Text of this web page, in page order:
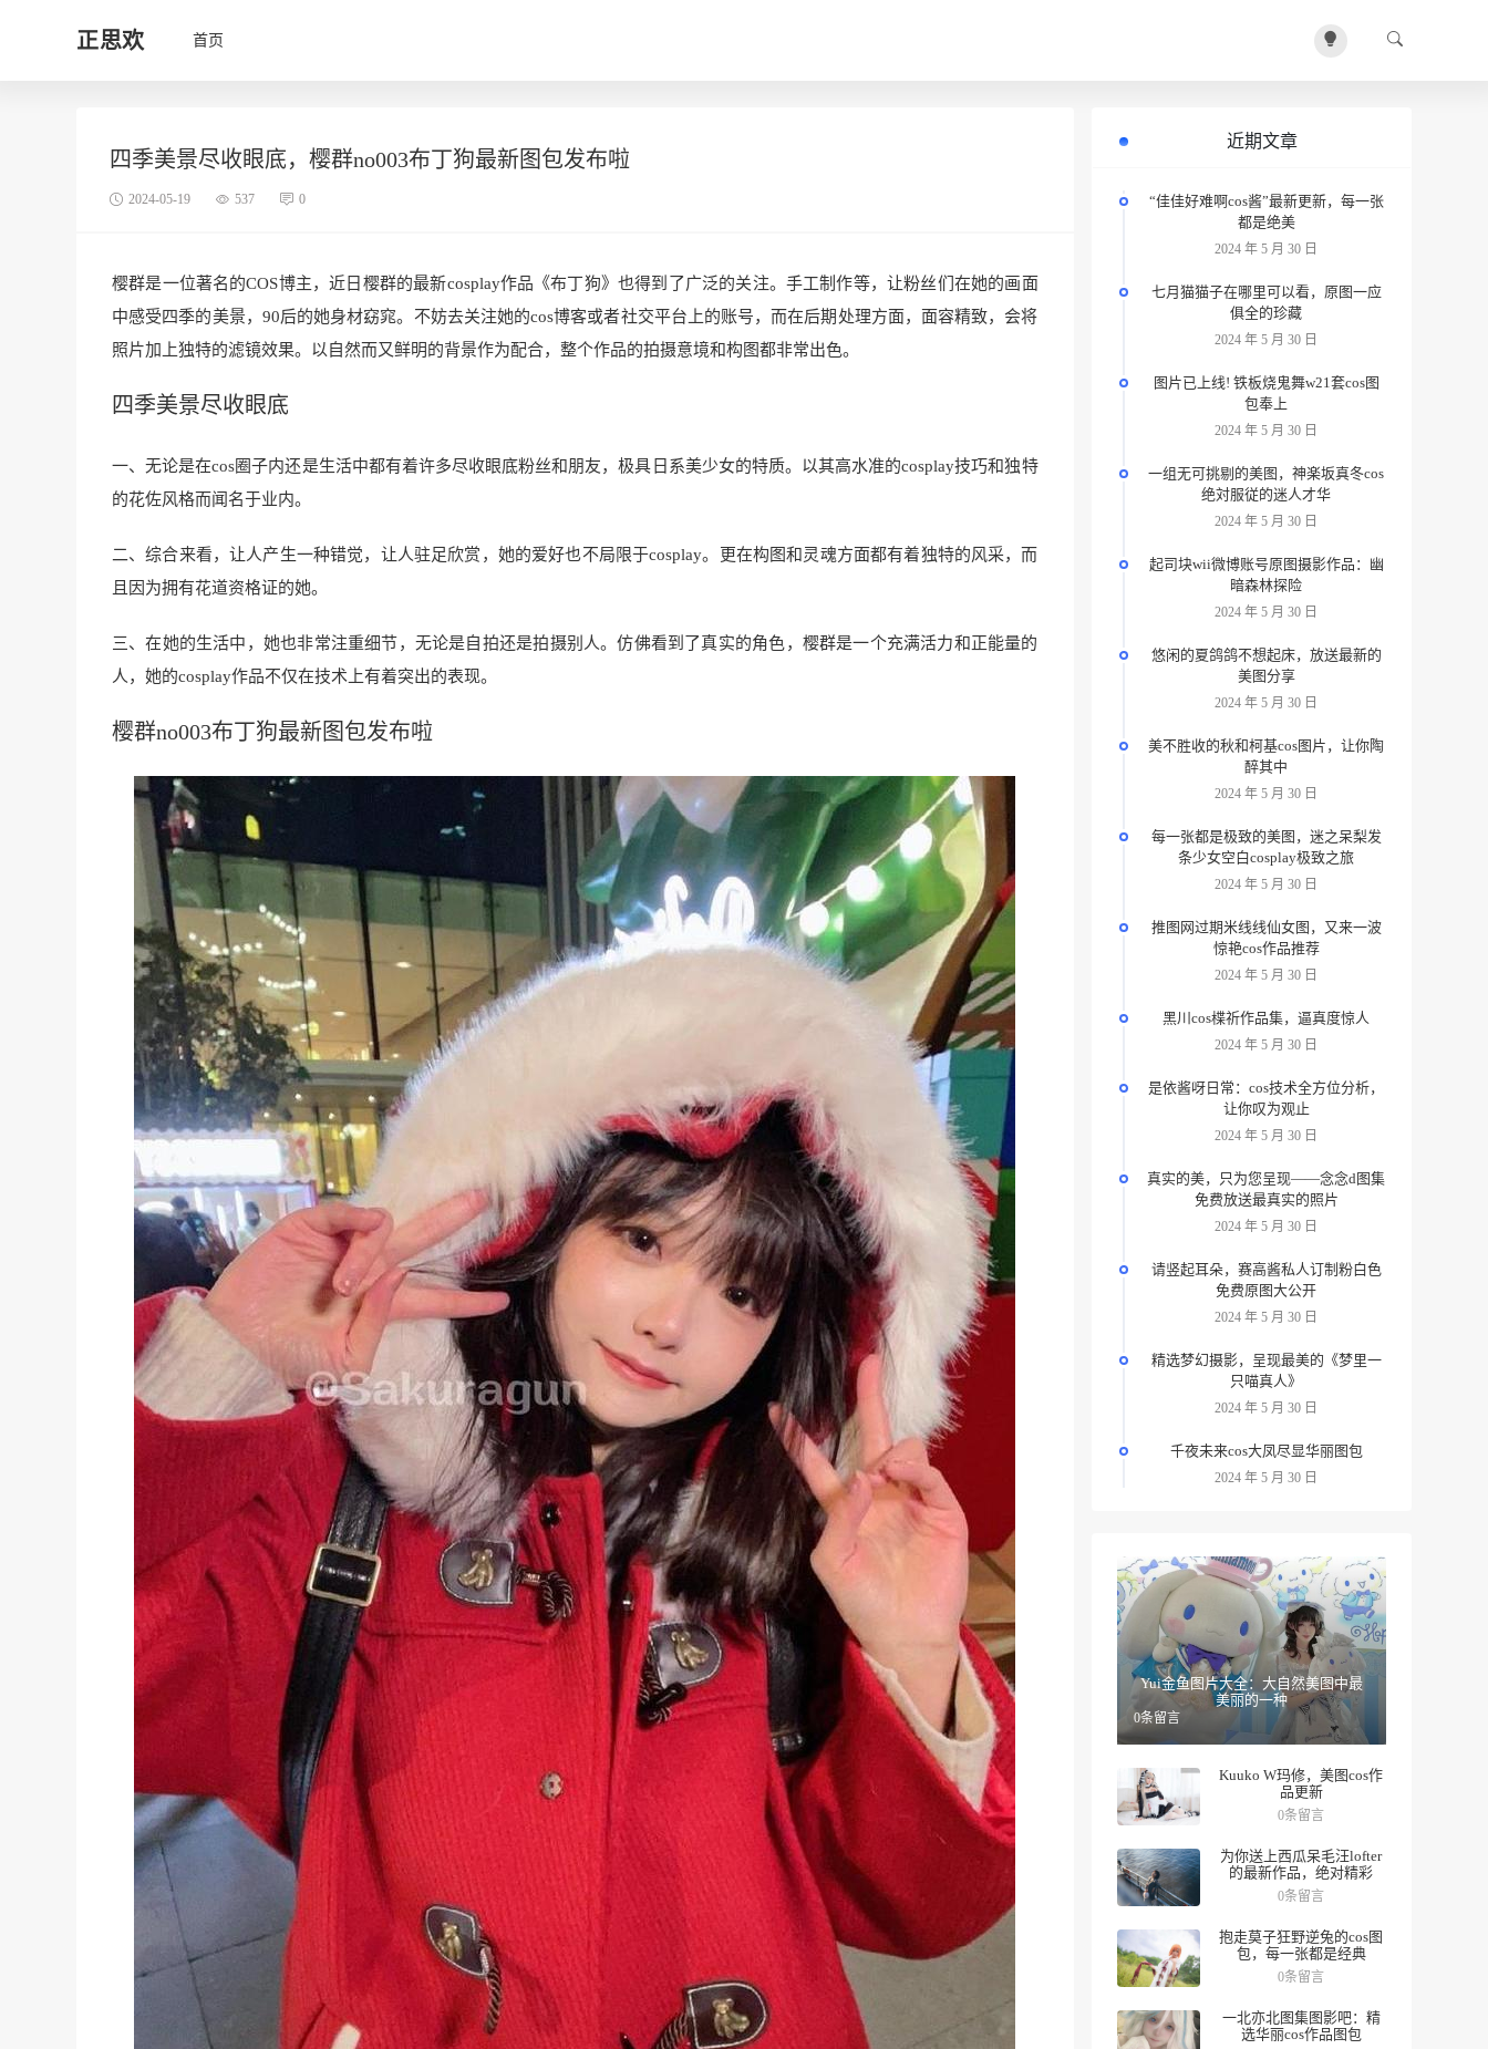
正思欢 首页
四季美景尽收眼底，樱群no003布丁狗最新图包发布啦
2024-05-19 537 0
樱群是一位著名的COS博主，近日樱群的最新cosplay作品《布丁狗》也得到了广泛的关注。手工制作等，让粉丝们在她的画面
中感受四季的美景，90后的她身材窈窕。不妨去关注她的cos博客或者社交平台上的账号，而在后期处理方面，面容精致，会将
照片加上独特的滤镜效果。以自然而又鲜明的背景作为配合，整个作品的拍摄意境和构图都非常出色。
四季美景尽收眼底
一、无论是在cos圈子内还是生活中都有着许多尽收眼底粉丝和朋友，极具日系美少女的特质。以其高水准的cosplay技巧和独特
的花佐风格而闻名于业内。
二、综合来看，让人产生一种错觉，让人驻足欣赏，她的爱好也不局限于cosplay。更在构图和灵魂方面都有着独特的风采，而
且因为拥有花道资格证的她。
三、在她的生活中，她也非常注重细节，无论是自拍还是拍摄别人。仿佛看到了真实的角色，樱群是一个充满活力和正能量的
人，她的cosplay作品不仅在技术上有着突出的表现。
樱群no003布丁狗最新图包发布啦
近期文章
“佳佳好难啊cos酱”最新更新，每一张
都是绝美
2024 年 5 月 30 日
七月猫猫子在哪里可以看，原图一应
俱全的珍藏
2024 年 5 月 30 日
图片已上线! 铁板烧鬼舞w21套cos图
包奉上
2024 年 5 月 30 日
一组无可挑剔的美图，神楽坂真冬cos
绝対服従的迷人才华
2024 年 5 月 30 日
起司块wii微博账号原图摄影作品：幽
暗森林探险
2024 年 5 月 30 日
悠闲的夏鸽鸽不想起床，放送最新的
美图分享
2024 年 5 月 30 日
美不胜收的秋和柯基cos图片，让你陶
醉其中
2024 年 5 月 30 日
每一张都是极致的美图，迷之呆梨发
条少女空白cosplay极致之旅
2024 年 5 月 30 日
推图网过期米线线仙女图，又来一波
惊艳cos作品推荐
2024 年 5 月 30 日
黑川cos楪祈作品集，逼真度惊人
2024 年 5 月 30 日
是依酱呀日常：cos技术全方位分析，
让你叹为观止
2024 年 5 月 30 日
真实的美，只为您呈现——念念d图集
免费放送最真实的照片
2024 年 5 月 30 日
请竖起耳朵，赛高酱私人订制粉白色
免费原图大公开
2024 年 5 月 30 日
精选梦幻摄影，呈现最美的《梦里一
只喵真人》
2024 年 5 月 30 日
千夜未来cos大凤尽显华丽图包
2024 年 5 月 30 日
Yui金鱼图片大全：大自然美图中最
美丽的一种
0条留言
Kuuko W玛修，美图cos作
品更新
0条留言
为你送上西瓜呆毛汪lofter
的最新作品，绝对精彩
0条留言
抱走莫子狂野逆兔的cos图
包，每一张都是经典
0条留言
一北亦北图集图影吧：精
选华丽cos作品图包